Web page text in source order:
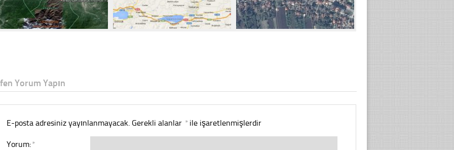
Yorum Yapın
E-posta adresiniz yayınlanmayacak. Gerekli alanlar *ile işaretlenmişlerdir
Yorum:*